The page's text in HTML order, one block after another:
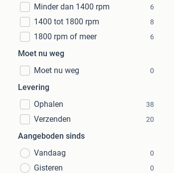
Minder dan 1400 rpm
6
1400 tot 1800 rpm 8
1800 rpm of meer 6
Moet nu weg
Moet nu weg
0
Levering
Ophalen
38
Verzenden 20
Aangeboden sinds
Vandaag
0
Gisteren 0